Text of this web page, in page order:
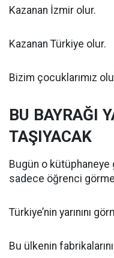
Kazanan İzmir olur.
Kazanan Türkiye olur.
Bizim çocuklarımız
BU BAYRAĞI
TAŞIYACAK
Bugün o kütüphaneye
sadece öğrenci
Türkiye’nin yarınını
Bu ülkenin